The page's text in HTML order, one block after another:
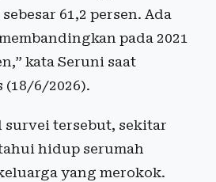
61,2 persen. Ada
pada 2021
kata Seruni saat
6/2026).
survei tersebut, sekitar
hidup serumah
yang merokok.